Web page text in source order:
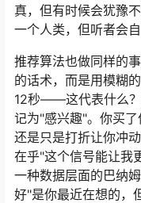
真，但有时候会犹豫
一个人类，但听者会
推荐算法也做同样的
的话术，而是用模糊
12秒——这代表什么
记为"感兴趣"。你买
还是只是打折让你冲
在乎"这个信号能让我
一种数据层面的巴纳
好"是你最近在想的，